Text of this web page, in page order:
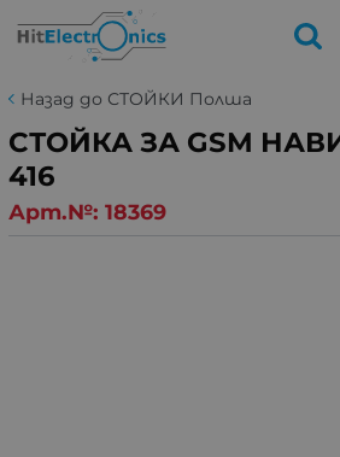
Назад до СТОЙКИ Полша
СТОЙКА ЗА GSM
416
Арт.№: 18369